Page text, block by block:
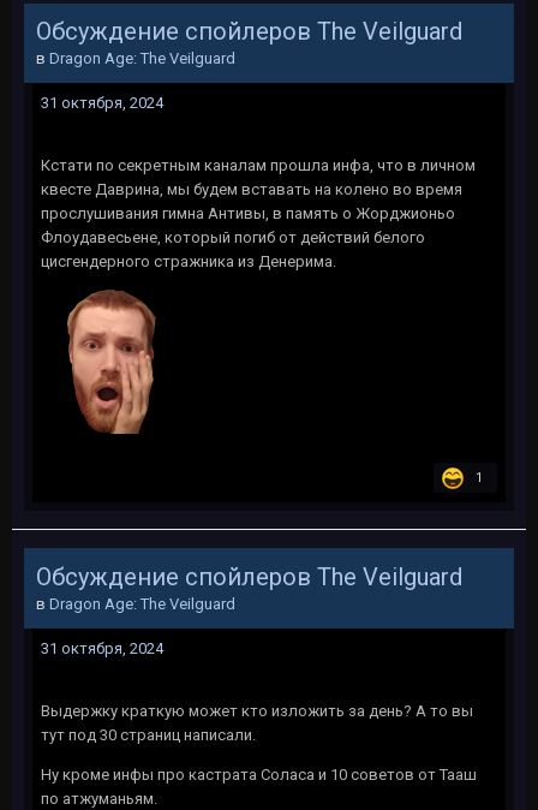
Обсуждение спойлеров The Veilguard
в Dragon Age: The Veilguard
31 октября, 2024
Кстати по секретным каналам прошла инфа, что в личном
квесте Даврина, мы будем вставать на колено во время
прослушивания гимна Антивы, в память о Жорджионьо
Флоудавесьене, который погиб от действий белого
цисгендерного стражника из Денерима.
1
Обсуждение спойлеров The Veilguard
в Dragon Age: The Veilguard
31 октября, 2024
Выдержку краткую может кто изложить за день? А то вы
тут под 30 страниц написали.
Ну кроме инфы про кастрата Соласа и 10 советов от Тааш
по атжуманьям.